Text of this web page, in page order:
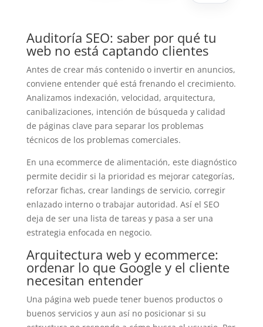
Auditoría SEO: saber por qué tu
web no está captando clientes
Antes de crear más contenido o invertir en anuncios,
conviene entender qué está frenando el crecimiento.
Analizamos indexación, velocidad, arquitectura,
canibalizaciones, intención de búsqueda y calidad
de páginas clave para separar los problemas
técnicos de los problemas comerciales.
En una ecommerce de alimentación, este diagnóstico
permite decidir si la prioridad es mejorar categorías,
reforzar fichas, crear landings de servicio, corregir
enlazado interno o trabajar autoridad. Así el SEO
deja de ser una lista de tareas y pasa a ser una
estrategia enfocada en negocio.
Arquitectura web y ecommerce:
ordenar lo que Google y el cliente
necesitan entender
Una página web puede tener buenos productos o
buenos servicios y aun así no posicionar si su